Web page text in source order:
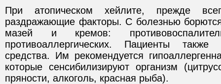
При атопическом хейлите, прежде
раздражающие факторы. С болезнью
мазей и кремов:
противоаллергических. Пациенты также
средства. Им рекомендуется
которые сенсибилизируют организм
пряности, алкоголь, красная рыба).